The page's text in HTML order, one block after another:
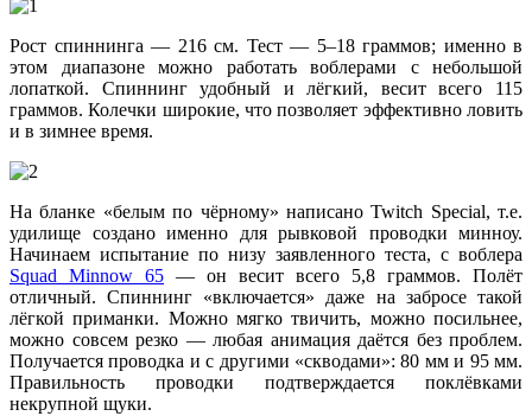
Рост спиннинга — 216 см. Тест — 5–18 граммов; именно в
этом диапазоне можно работать воблерами с небольшой
лопаткой. Спиннинг удобный и лёгкий, весит всего 115
граммов. Колечки широкие, что позволяет эффективно ловить
и в зимнее время.
На бланке «белым по чёрному» написано Twitch Special, т.е.
удилище создано именно для рывковой проводки минноу.
Начинаем испытание по низу заявленного теста, с воблера
Squad Minnow 65 — он весит всего 5,8 граммов. Полёт
отличный. Спиннинг «включается» даже на забросе такой
лёгкой приманки. Можно мягко твичить, можно посильнее,
можно совсем резко — любая анимация даётся без проблем.
Получается проводка и с другими «скводами»: 80 мм и 95 мм.
Правильность проводки подтверждается поклёвками
некрупной щуки.